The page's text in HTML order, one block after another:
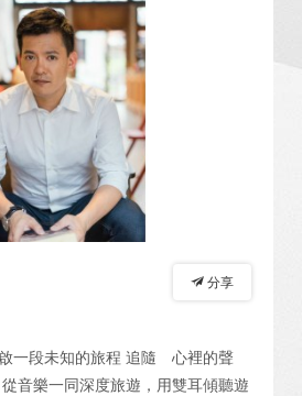
分享
一段未知的旅程 追隨 心裡的聲
音樂一同深度旅遊，用雙耳傾聽遊